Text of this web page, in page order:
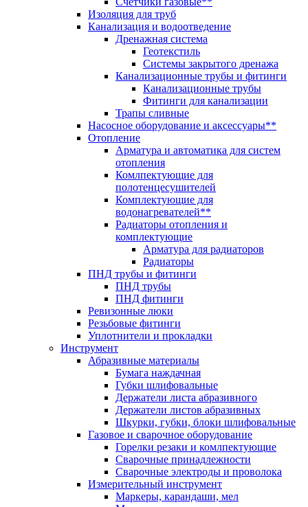
Изоляция для труб
Канализация и водоотведение
Дренажная система
Геотекстиль
Системы закрытого дренажа
Канализационные трубы и фитинги
Канализационные трубы
Фитинги для канализации
Трапы сливные
Насосное оборудование и аксессуары**
Отопление
Арматура и автоматика для систем
отопления
Комлпектующие для
полотенцесушителей
Комплектующие для
водонагревателей**
Радиаторы отопления и
комплектующие
Арматура для радиаторов
Радиаторы
ПНД трубы и фитинги
ПНД трубы
ПНД фитинги
Ревизонные люки
Резьбовые фитинги
Уплотнители и прокладки
Инструмент
Абразивные материалы
Бумага наждачная
Губки шлифовальные
Держатели листа абразивного
Держатели листов абразивных
Шкурки, губки, блоки шлифовальные
Газовое и сварочное оборудование
Горелки резаки и комлпектующие
Сварочные принадлежности
Сварочные электроды и проволока
Измерительный инструмент
Маркеры, карандаши, мел